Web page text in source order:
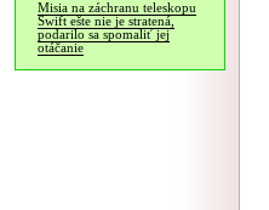
Misia na záchranu teleskopu
Swift ešte nie je stratená,
podarilo sa spomaliť jej
otáčanie